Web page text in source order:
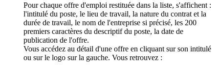
Pour chaque offre d'emploi restituée dans la liste, s'affichent :
l'intitulé du poste, le lieu de travail, la nature du contrat et la
durée de travail, le nom de l'entreprise si précisé, les 200
premiers caractères du descriptif du poste, la date de
publication de l'offre.
Vous accédez au détail d'une offre en cliquant sur son intitulé
ou sur le logo sur la gauche. Vous retrouvez :